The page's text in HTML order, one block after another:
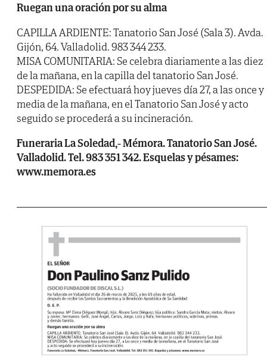
Ruegan una oración por su alma
CAPILLA ARDIENTE: Tanatorio San José (Sala 3). Avda.
Gijón, 64. Valladolid. 983 344 233.
MISA COMUNITARIA: Se celebra diariamente a las diez
de la mañana, en la capilla del tanatorio San José.
DESPEDIDA: Se efectuará hoy jueves día 27, a las once y
media de la mañana, en el Tanatorio San José y acto
seguido se procederá a su incineración.
Funeraria La Soledad,- Mémora. Tanatorio San José.
Valladolid. Tel. 983 351 342. Esquelas y pésames:
www.memora.es